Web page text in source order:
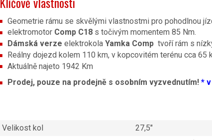
Geometrie rámu se skvělými vlastnostmi pro pohodlnou
elektromotor Comp C18 s točivým momentem 85 Nm.
Dámská verze elektrokola Yamka Comptvoří rám s
Reálny dojezd kolem 110 km, v kopcovitém terénu cca 65
Aktuálně najeto 1942 Km
Prodej, pouze na prodejně s osobním vyzvednutím! *
Velikost kol
27,5″